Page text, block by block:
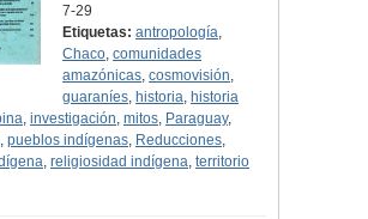
7-29
Etiquetas: antropología,
Chaco,comunidades
amazónicas,cosmovisión,
guaraníes, historia, historia
, investigación, mitos, Paraguay,
, pueblos indígenas, Reducciones,
, religiosidad indígena, territorio